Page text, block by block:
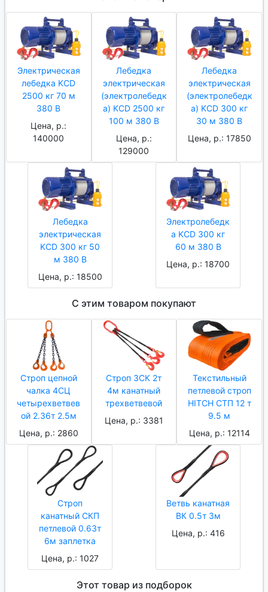
Электрическая
лебедка KCD
2500 кг 70 м
380 В
Цена, р.:
140000
Лебедка
электрическая
(электролебедк
а) KCD 2500 кг
100 м 380 В
Цена, р.:
129000
Лебедка
электрическая
(электролебедк
а) KCD 300 кг
30 м 380 В
Цена, р.: 17850
Лебедка
электрическая
KCD 300 кг 50
м 380 В
Цена, р.: 18500
Электролебедк
а KCD 300 кг
60 м 380 В
Цена, р.: 18700
С этим товаром покупают
Строп цепной
чалка 4СЦ
четырехветвев
ой 2.36т 2.5м
Цена, р.: 2860
Строп 3СК 2т
4м канатный
трехветвевой
Цена, р.: 3381
Текстильный
петлевой строп
HITCH СТП 12 т
9.5 м
Цена, р.: 12114
Строп
канатный СКП
петлевой 0.63т
6м заплетка
Цена, р.: 1027
Ветвь канатная
ВК 0.5т 3м
Цена, р.: 416
Этот товар из подборок